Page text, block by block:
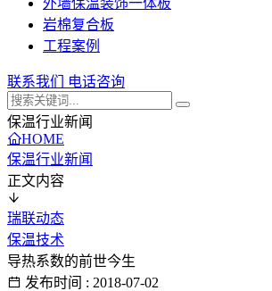
外墙保温装饰一体板
岩棉复合板
工程案例
联系我们 电话咨询
保温行业新闻
HOME
保温行业新闻
正文内容
瑞联动态
保温技术
导热系数的前世今生
发布时间 : 2018-07-02